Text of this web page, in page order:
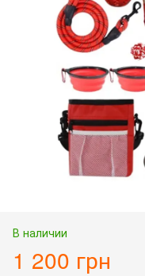
В наличии
1 200 грн